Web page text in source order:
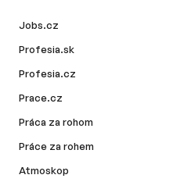
Jobs.cz
Profesia.sk
Profesia.cz
Prace.cz
Práca za rohom
Práce za rohem
Atmoskop